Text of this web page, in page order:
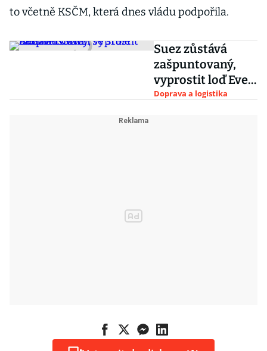
to včetně KSČM, která dnes vládu podpořila.
Suez zůstává
zašpuntovaný,
vyprostit loď Ever
Given se stále
Doprava a logistika